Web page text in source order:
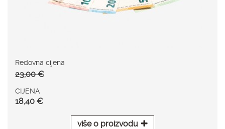
Redovna cijena
23,00 €
CIJENA
18,40 €
više o proizvodu